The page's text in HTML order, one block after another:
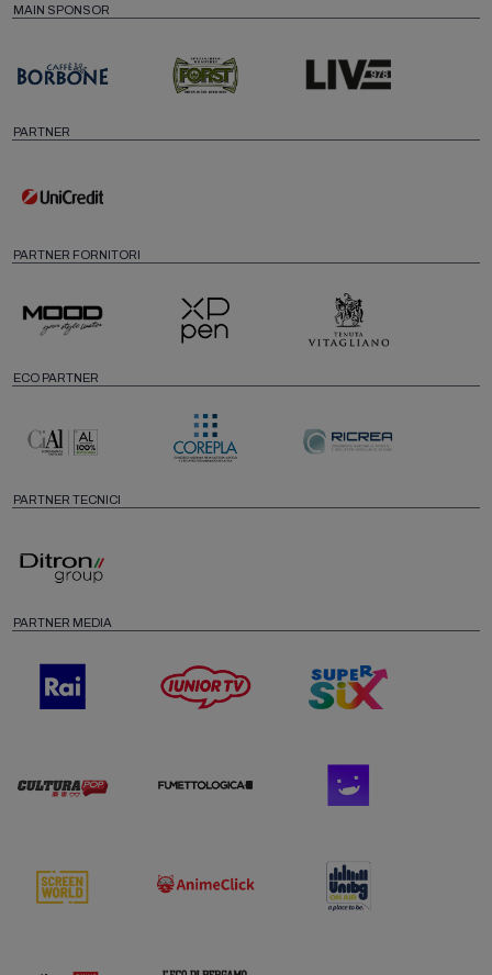
MAIN SPONSOR
PARTNER
PARTNER FORNITORI
ECO PARTNER
PARTNER TECNICI
PARTNER MEDIA